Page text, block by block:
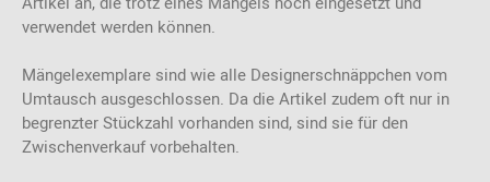
verwendet werden können.
Mängelexemplare sind wie alle Designerschnäppchen vom
Umtausch ausgeschlossen. Da die Artikel zudem oft nur in
begrenzter Stückzahl vorhanden sind, sind sie für den
Zwischenverkauf vorbehalten.